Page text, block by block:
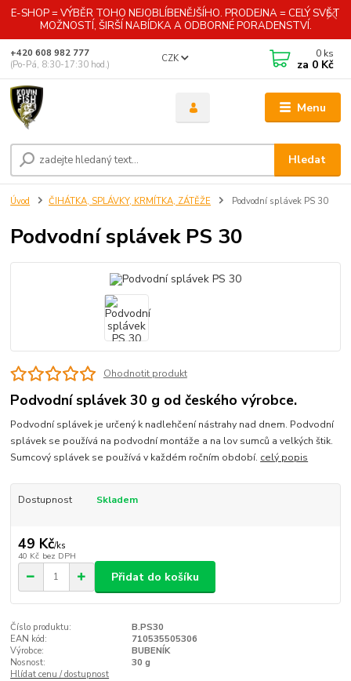
E-SHOP = VÝBĚR TOHO NEJOBLÍBENĚJŠÍHO. PRODEJNA = CELÝ SVĚT
MOŽNOSTÍ, ŠIRŠÍ NABÍDKA A ODBORNÉ PORADENSTVÍ.
Menu
CZK
Hledat
+420 608 982 777
(Po-Pá, 8:30-17:30 hod.)
0 ks
za 0 Kč
Úvod ČIHÁTKA, SPLÁVKY, KRMÍTKA, ZÁTĚŽE Podvodní splávek PS 30
Podvodní splávek PS 30
Ohodnotit produkt
Podvodní splávek 30 g od českého výrobce.
Podvodní splávek je určený k nadlehčení nástrahy nad dnem. Podvodní
splávek se používá na podvodní montáže a na lov sumců a velkých štik.
Sumcový splávek se používá v každém ročním období. celý popis
Dostupnost Skladem
49 Kč/ks
40 Kč bez DPH
Přidat do košíku
Číslo produktu:
B.PS30
EAN kód:
710535505306
Výrobce:
BUBENÍK
Nosnost:
30 g
Hlídat cenu / dostupnost